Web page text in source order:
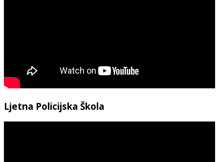
Ljetna Policijska Škola